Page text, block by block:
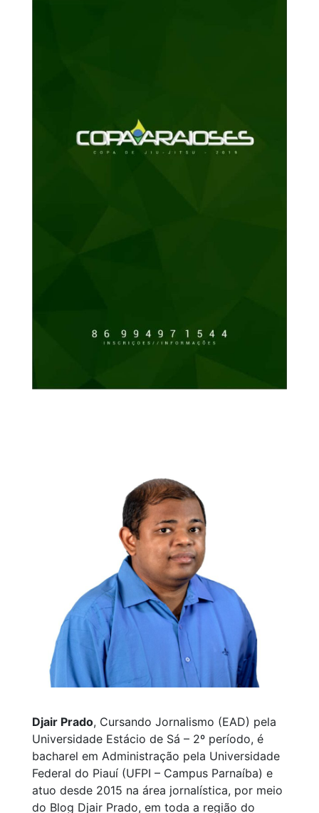
Djair Prado, Cursando Jornalismo (EAD) pela
Universidade Estácio de Sá – 2º período, é
bacharel em Administração pela Universidade
Federal do Piauí (UFPI – Campus Parnaíba) e
atuo desde 2015 na área jornalística, por meio
do Blog Djair Prado, em toda a região do